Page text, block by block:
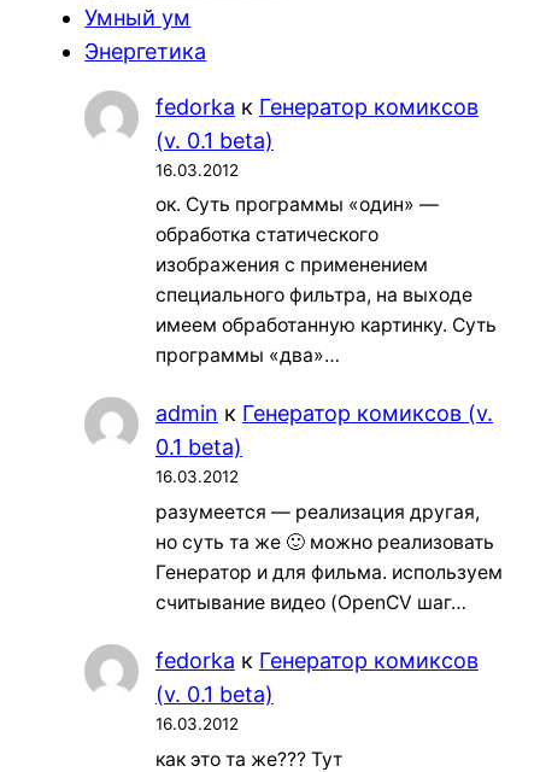
Умный ум
Энергетика
fedorka к Генератор комиксов
(v. 0.1 beta)
16.03.2012
ок. Суть программы «один» —
обработка статического
изображения с применением
специального фильтра, на выходе
имеем обработанную картинку. Суть
программы «два»…
admin к Генератор комиксов (v.
0.1 beta)
16.03.2012
разумеется — реализация другая,
но суть та же 🙂 можно реализовать
Генератор и для фильма. используем
считывание видео (OpenCV шаг…
fedorka к Генератор комиксов
(v. 0.1 beta)
16.03.2012
как это та же??? Тут